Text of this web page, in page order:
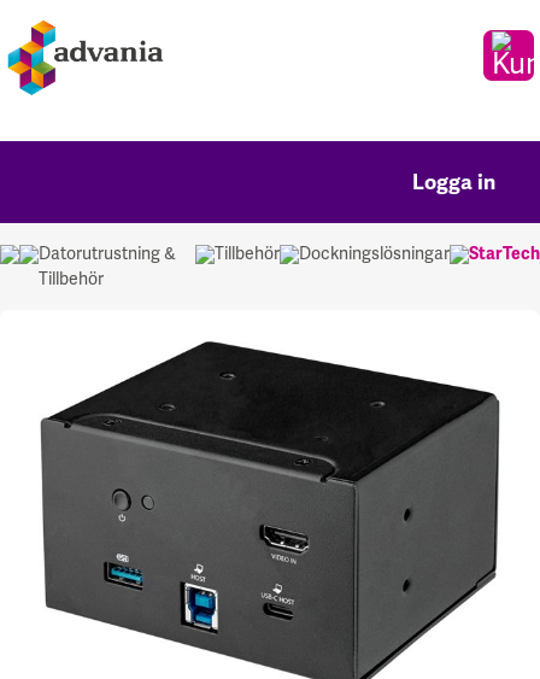
Logga in
Datorutrustning &
Tillbehör
Tillbehör Dockningslösningar StarTech